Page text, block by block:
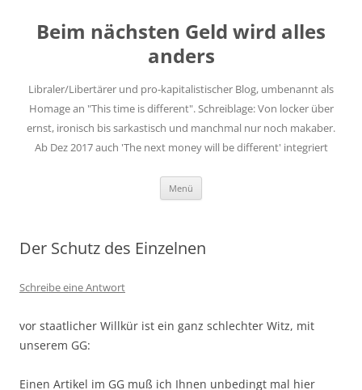
springen
Beim nächsten Geld wird alles
anders
Libraler/Libertärer und pro-kapitalistischer Blog, umbenannt als
Homage an "This time is different". Schreiblage: Von locker über
ernst, ironisch bis sarkastisch und manchmal nur noch makaber.
Ab Dez 2017 auch 'The next money will be different' integriert
Menü
Der Schutz des Einzelnen
Schreibe eine Antwort
vor staatlicher Willkür ist ein ganz schlechter Witz, mit
unserem GG:
Einen Artikel im GG muß ich Ihnen unbedingt mal hier